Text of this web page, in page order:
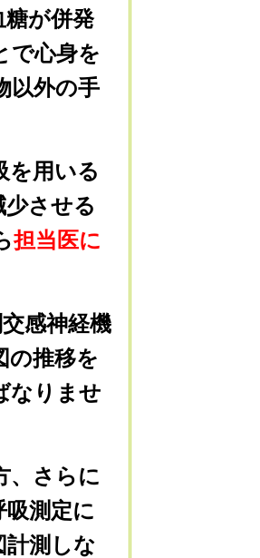
が併発
で心身を
以外の手
を用いる
させる
担当医に
感神経機
の推移を
なりませ
、さらに
測定に
計測しな